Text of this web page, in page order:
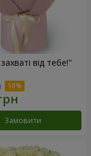
від тебе!"
Замовити